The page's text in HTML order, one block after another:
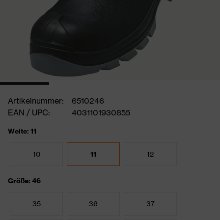
Artikelnummer:
6510246
EAN / UPC:
4031101930855
Weite: 11
10 11 12
Größe: 46
35 36 37